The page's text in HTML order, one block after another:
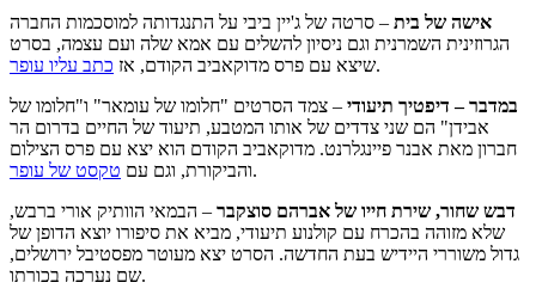
אישה של בית – סרטה של ג'יין ביבי על התנגדותה למוסכמות החברה
הגרוזינית השמרנית וגם ניסיון להשלים עם אמא שלה ועם עצמה, בסרט
שיצא עם פרס מדוקאביב הקודם, אז כתב עליו עופר
.
במדבר – דיפטיך תיעודי – צמד הסרטים "חלומו של עומאר" ו"חלומו של
אבידן" הם שני צדדים של אותו המטבע, תיעוד של החיים בדרום הר
חברון מאת אבנר פיינגלרנט. מדוקאביב הקודם הוא יצא עם פרס הצילום
והביקורת, וגם עם טקסט של עופר
.
דבש שחור, שירת חייו של אברהם סוצקבר – הבמאי הוותיק אורי ברבש,
שלא מזוהה בהכרח עם קולנוע תיעודי, מביא את סיפורו יוצא הדופן של
גדול משוררי היידיש בעת החדשה. הסרט יצא מעוטר מפסטיבל ירושלים,
שם נערכה בכורתו.